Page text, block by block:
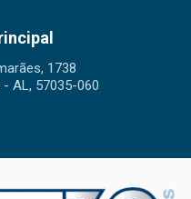
1738
AL, 57035-060